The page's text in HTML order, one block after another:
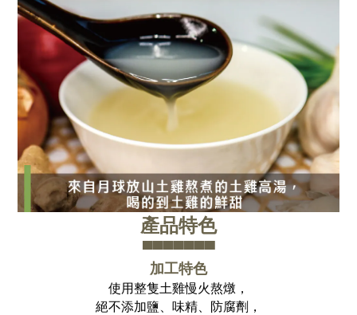
產品特色
▀▀▀▀▀▀▀
加工特色
使用整隻土雞慢火熬燉，
絕不添加鹽、味精、防腐劑，